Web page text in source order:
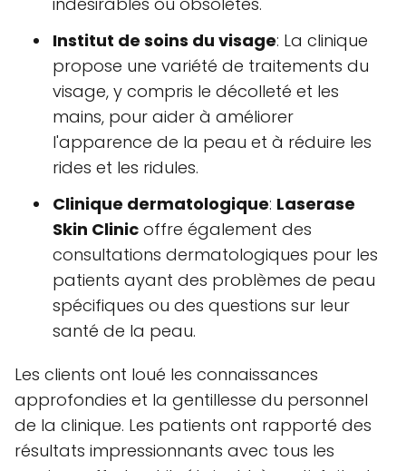
Institut de soins du visage: La clinique
propose une variété de traitements du
visage, y compris le décolleté et les
mains, pour aider à améliorer
l'apparence de la peau et à réduire les
rides et les ridules.
Clinique dermatologique: Laserase
Skin Clinic offre également des
consultations dermatologiques pour les
patients ayant des problèmes de peau
spécifiques ou des questions sur leur
santé de la peau.
Les clients ont loué les connaissances
approfondies et la gentillesse du personnel
de la clinique. Les patients ont rapporté des
résultats impressionnants avec tous les